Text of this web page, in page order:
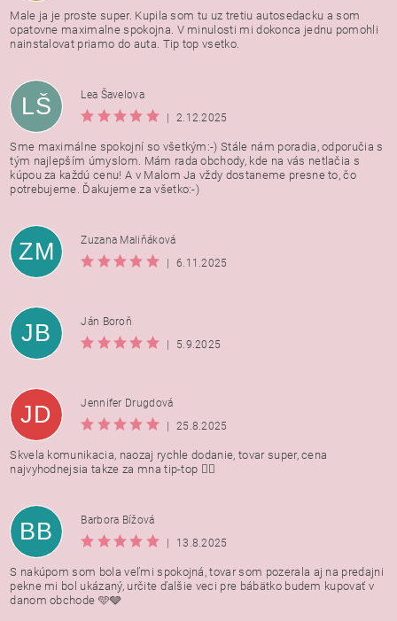
Male ja je proste super. Kupila som tu uz tretiu autosedacku a som
opatovne maximalne spokojna. V minulosti mi dokonca jednu pomohli
nainstalovat priamo do auta. Tip top vsetko.
LŠ
Lea Šavelova
2.12.2025
Sme maximálne spokojní so všetkým:-) Stále nám poradia, odporučia s
tým najlepším úmyslom. Mám rada obchody, kde na vás netlačia s
kúpou za každú cenu! A v Malom Ja vždy dostaneme presne to, čo
potrebujeme. Ďakujeme za všetko:-)
ZM
Zuzana Maliňáková
6.11.2025
JB
Ján Boroň
5.9.2025
JD
Jennifer Drugdová
25.8.2025
Skvela komunikacia, naozaj rychle dodanie, tovar super, cena
najvyhodnejsia takze za mna tip-top 👍🏻
BB
Barbora Bížová
13.8.2025
S nakúpom som bola veľmi spokojná, tovar som pozerala aj na predajni
pekne mi bol ukázaný, určite ďalšie veci pre bábätko budem kupovať v
danom obchode 🩵🩶